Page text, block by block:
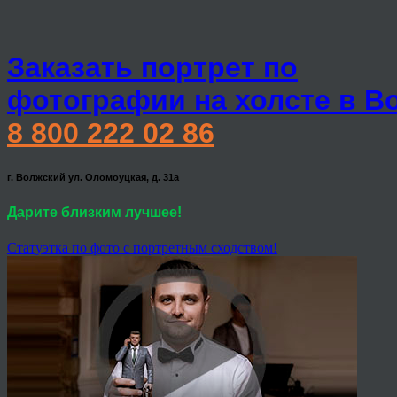
Заказать портрет по
фотографии на холсте в
8 800 222 02 86
г. Волжский ул. Оломоуцкая, д. 31а
Дарите близким лучшее!
Статуэтка по фото с портретным сходством!